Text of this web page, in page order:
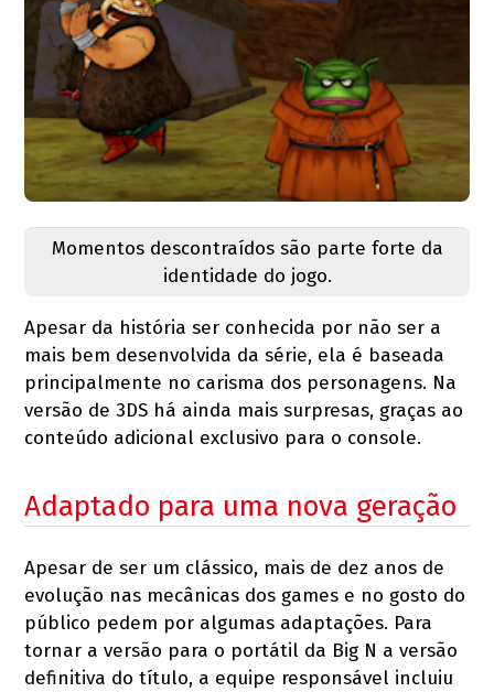
Momentos descontraídos são parte forte da
identidade do jogo.
Apesar da história ser conhecida por não ser a
mais bem desenvolvida da série, ela é baseada
principalmente no carisma dos personagens. Na
versão de 3DS há ainda mais surpresas, graças ao
conteúdo adicional exclusivo para o console.
Adaptado para uma nova geração
Apesar de ser um clássico, mais de dez anos de
evolução nas mecânicas dos games e no gosto do
público pedem por algumas adaptações. Para
tornar a versão para o portátil da Big N a versão
definitiva do título, a equipe responsável incluiu